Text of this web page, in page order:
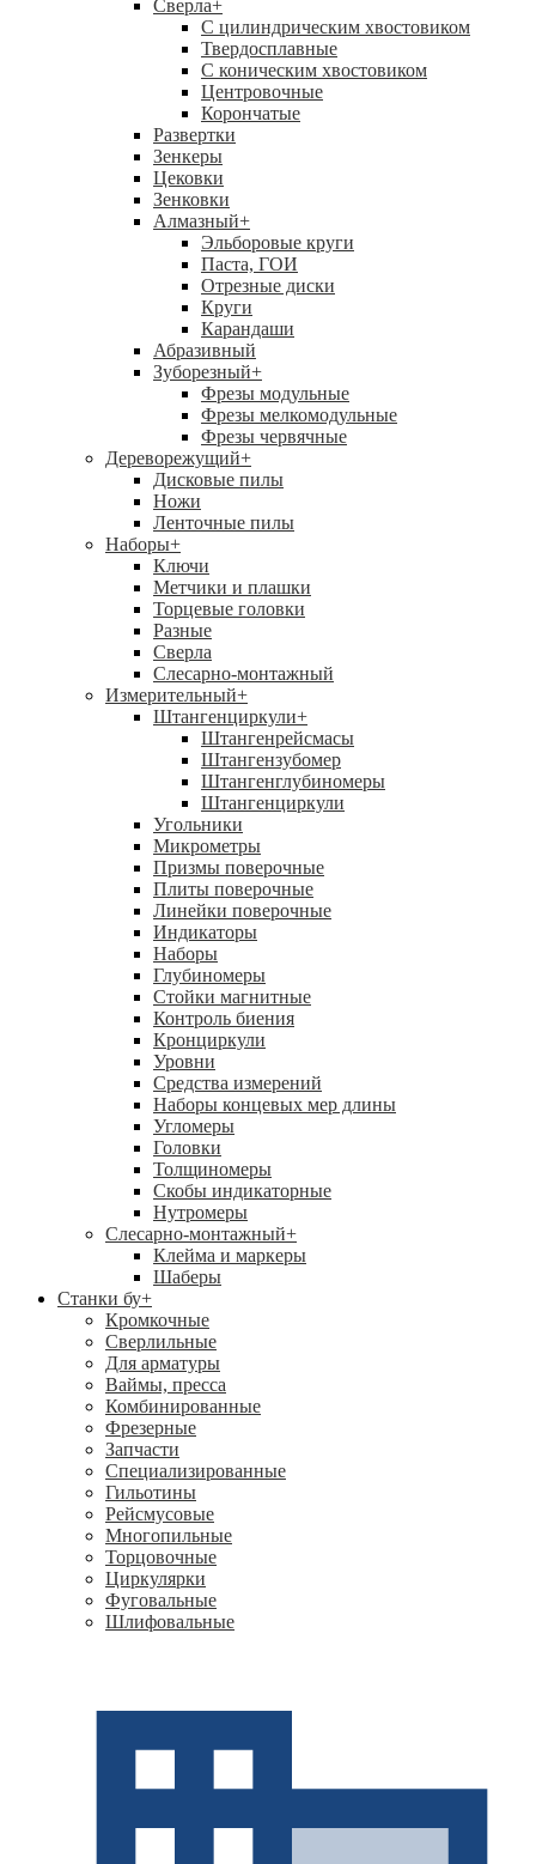
Сверла+
С цилиндрическим хвостовиком
Твердосплавные
С коническим хвостовиком
Центровочные
Корончатые
Развертки
Зенкеры
Цековки
Зенковки
Алмазный+
Эльборовые круги
Паста, ГОИ
Отрезные диски
Круги
Карандаши
Абразивный
Зуборезный+
Фрезы модульные
Фрезы мелкомодульные
Фрезы червячные
Дереворежущий+
Дисковые пилы
Ножи
Ленточные пилы
Наборы+
Ключи
Метчики и плашки
Торцевые головки
Разные
Сверла
Слесарно-монтажный
Измерительный+
Штангенциркули+
Штангенрейсмасы
Штангензубомер
Штангенглубиномеры
Штангенциркули
Угольники
Микрометры
Призмы поверочные
Плиты поверочные
Линейки поверочные
Индикаторы
Наборы
Глубиномеры
Стойки магнитные
Контроль биения
Кронциркули
Уровни
Средства измерений
Наборы концевых мер длины
Угломеры
Головки
Толщиномеры
Скобы индикаторные
Нутромеры
Слесарно-монтажный+
Клейма и маркеры
Шаберы
Станки бу+
Кромкочные
Сверлильные
Для арматуры
Ваймы, пресса
Комбинированные
Фрезерные
Запчасти
Специализированные
Гильотины
Рейсмусовые
Многопильные
Торцовочные
Циркулярки
Фуговальные
Шлифовальные